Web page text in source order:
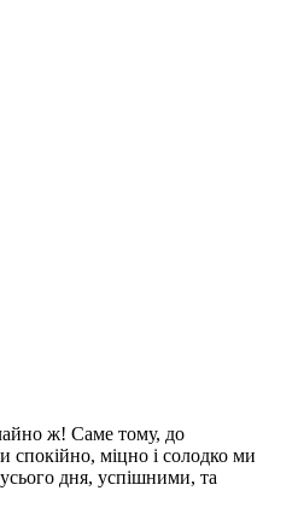
ж! Саме тому, до
спокійно, міцно і солодко ми
дня, успішними, та